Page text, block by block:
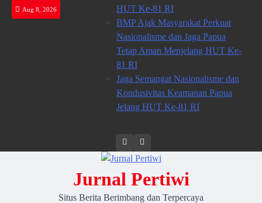
Aug 8, 2026
HUT Ke-81 RI
BMP Ajak Masyarakat Perkuat
Nasionalisme dan Jaga Papua
Tetap Aman Menjelang HUT Ke-
81 RI
Jaga Semangat Nasionalisme dan
Kondusivitas Keamanan Papua
Jelang HUT Ke-81 RI
Twitter
Jurnal Pertiwi
Situs Berita Berimbang dan Terpercaya